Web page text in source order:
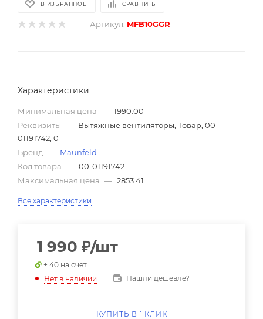
В ИЗБРАННОЕ СРАВНИТЬ
Артикул: MFB10GGR
Характеристики
Минимальная цена — 1990.00
Реквизиты — Вытяжные вентиляторы, Товар, 00-
01191742, 0
Бренд — Maunfeld
Код товара — 00-01191742
Максимальная цена — 2853.41
Все характеристики
1 990 ₽/шт
+ 40 на счет
Нет в наличии
Нашли дешевле?
КУПИТЬ В 1 КЛИК